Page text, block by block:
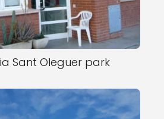
Sant Oleguer park